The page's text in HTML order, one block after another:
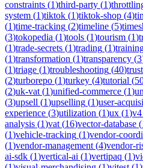
constraints (1)third-party (1)
system (1)tiktok (1)tiktok-shop (4)
(1)time-tracking (2)timeline (5)
(3)tokopedia (1)tools (1)tourism (1)
(1)trade-secrets (1)trading (1)
(1)transformation (1)transparency (3
(1)triage (1)troubleshooting (40)trust
(2)turborepo (1)turkey (4)tutorial (
(2)uk-vat (1)unified-commerce (1)
(3)upsell (1)upselling (1)user-
experience (3)utilization (1)ux (1)v4
analysis (1)vat (16)vector-database (
(1)vehicle-tracking (1)vendor-
(1)vendor-management (4)vendor-
ai-sdk (1)vertical-ai (1)vertipaq (1)